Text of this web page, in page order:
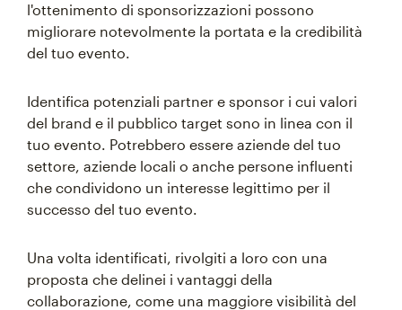
l'ottenimento di sponsorizzazioni possono
migliorare notevolmente la portata e la credibilità
del tuo evento.
Identifica potenziali partner e sponsor i cui valori
del brand e il pubblico target sono in linea con il
tuo evento. Potrebbero essere aziende del tuo
settore, aziende locali o anche persone influenti
che condividono un interesse legittimo per il
successo del tuo evento.
Una volta identificati, rivolgiti a loro con una
proposta che delinei i vantaggi della
collaborazione, come una maggiore visibilità del